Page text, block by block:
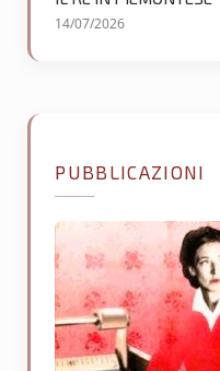
14/07/2026
PUBBLICAZIONI